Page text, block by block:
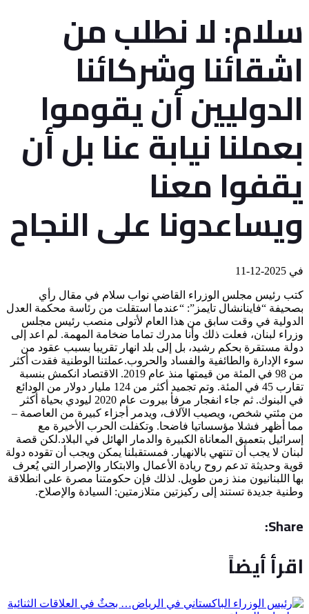
سلام: لا نطلب من
اشقائنا وشركائنا
الدوليين أن يقوموا
بعملنا نيابة عنا بل أن
يقفوا معنا
ويساعدونا على النجاح
في
كتب رئيس مجلس الوزراء القاضي نواب سلام في مقال رأي
بصحيفة “فاينانشال تايمز”: “عندما استقلت من رئاسة محكمة العدل
الدولية في وقت سابق من هذا العام لأتولى منصب رئيس مجلس
وزراء لبنان، فعلت ذلك وأنا مدرك تماما ضخامة المهمة. لم اعد إلى
دولة مستقرة بحكم رشيد، بل إلى بلد انهار تقريبا بسبب عقود من
سوء الإدارة والطائفية والفساد والحروب.عملتنا الوطنية فقدت أكثر
من 98 في المئة من قيمتها منذ عام 2019. الاقتصاد انكمش بنسبة
تقارب 45 في المئة. وتم تجميد أكثر من 124 مليار دولار من الودائع
في البنوك. ثم جاء انفجار مرفأ بيروت عام 2020 ليودي بحياة أكثر
من مئتي شخص، ويصيب الآلاف، ويدمر أجزاء كبيرة من العاصمة –
مما أظهر فشلا مؤسساتيا فاضحا. وتكفلت الحرب الأخيرة مع
إسرائيل بتعميق المعاناة الكبيرة والدمار الهائل في البلاد.لكن قصة
لبنان لا يجب أن تنتهي بالانهيار. فمستقبلنا يمكن ويجب أن تقوده دولة
قوية وحديثة تدعم روح ريادة الأعمال والابتكار والإصرار التي يُعرف
بها اللبنانيون منذ زمن طويل. لذلك فإن حكومتنا مصرة على انطلاقة
وطنية جديدة تستند إلى ركيزتين متلازمتين: السيادة والإصلاح.
Share:
اقرأ أيضاً